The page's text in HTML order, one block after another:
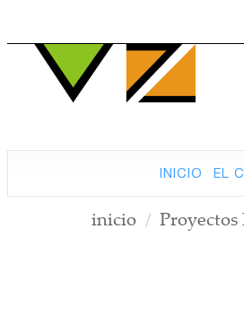
INICIO EL
inicio Proyectos